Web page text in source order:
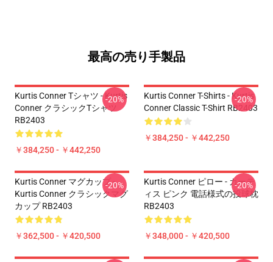
最高の売り手製品
Kurtis Conner Tシャツ - Kurtis
Conner クラシックTシャツ
RB2403
￥384,250 - ￥442,250
-20%
Kurtis Conner T-Shirts - Kurtis
Conner Classic T-Shirt RB2403
￥384,250 - ￥442,250
-20%
Kurtis Conner マグカップ -
Kurtis Conner クラシックマグ
カップ RB2403
￥362,500 - ￥420,500
-20%
Kurtis Conner ピロー - カーテ
ィス ピンク 電話様式の投球枕
RB2403
￥348,000 - ￥420,500
-20%